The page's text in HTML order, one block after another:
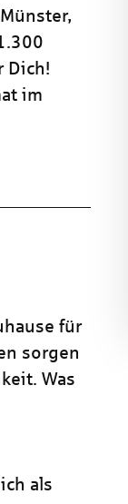
Dich!
im
für
sorgen
Was
als